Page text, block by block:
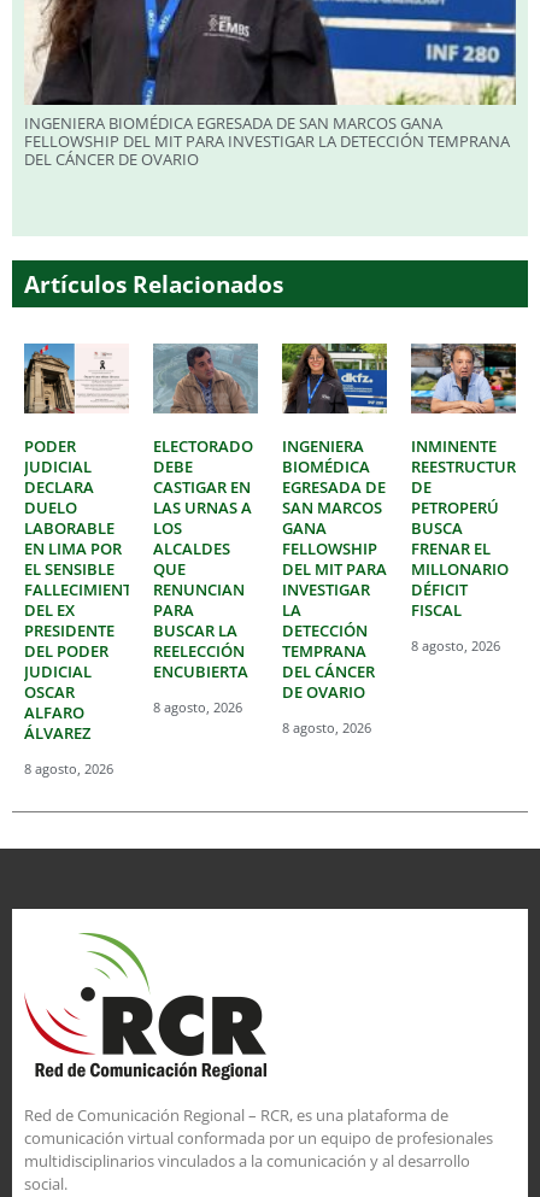
INGENIERA BIOMÉDICA EGRESADA DE SAN MARCOS GANA
FELLOWSHIP DEL MIT PARA INVESTIGAR LA DETECCIÓN TEMPRANA
DEL CÁNCER DE OVARIO
Artículos Relacionados
PODER
JUDICIAL
DECLARA
DUELO
LABORABLE
EN LIMA POR
EL SENSIBLE
FALLECIMIENTO
DEL EX
PRESIDENTE
DEL PODER
JUDICIAL
OSCAR
ALFARO
ÁLVAREZ
8 agosto, 2026
ELECTORADO
DEBE
CASTIGAR EN
LAS URNAS A
LOS
ALCALDES
QUE
RENUNCIAN
PARA
BUSCAR LA
REELECCIÓN
ENCUBIERTA
8 agosto, 2026
INGENIERA
BIOMÉDICA
EGRESADA DE
SAN MARCOS
GANA
FELLOWSHIP
DEL MIT PARA
INVESTIGAR
LA
DETECCIÓN
TEMPRANA
DEL CÁNCER
DE OVARIO
8 agosto, 2026
INMINENTE
DE
PETROPERÚ
BUSCA
FRENAR EL
MILLONARIO
DÉFICIT
FISCAL
8 agosto, 2026
Red de Comunicación Regional – RCR, es una plataforma de
comunicación virtual conformada por un equipo de profesionales
multidisciplinarios vinculados a la comunicación y al desarrollo
social.